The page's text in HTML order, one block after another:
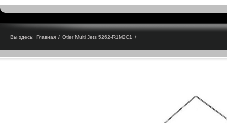
Вы здесь: Главная / Otler Multi Jets 5262-R1M2C1 /